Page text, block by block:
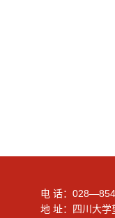
电 话：
地 址：四川大